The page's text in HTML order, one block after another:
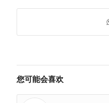
您可能会喜欢